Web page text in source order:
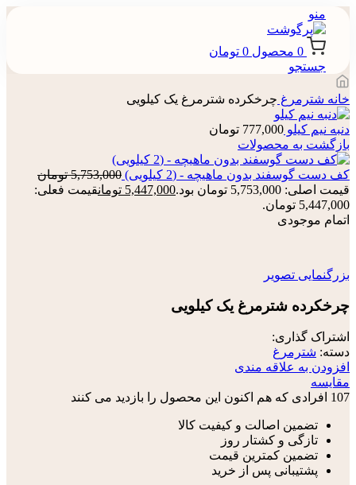
منو
0 محصول 0 تومان
جستجو
خانه شترمرغ چرخکرده شترمرغ یک کیلویی
دنبه نیم کیلو 777,000 تومان
بازگشت به محصولات
کف دست گوسفند بدون ماهیچه - (2 کیلویی) 5,753,000 تومان
قیمت اصلی: 5,753,000 تومان بود.
5,447,000 تومانقیمت فعلی:
5,447,000 تومان.
اتمام موجودی
بزرگنمایی تصویر
چرخکرده شترمرغ یک کیلویی
اشتراک گذاری:
دسته: شترمرغ
افزودن به علاقه مندی
مقایسه
107 افرادی که هم اکنون این محصول را بازدید می کنند
تضمین اصالت و کیفیت کالا
تازگی و کشتار روز
تضمین کمترین قیمت
پشتیبانی پس از خرید